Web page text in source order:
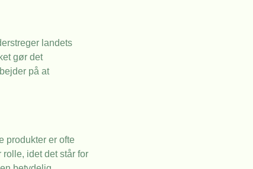
landets
gør det
på at
produkter er ofte
idet det står for